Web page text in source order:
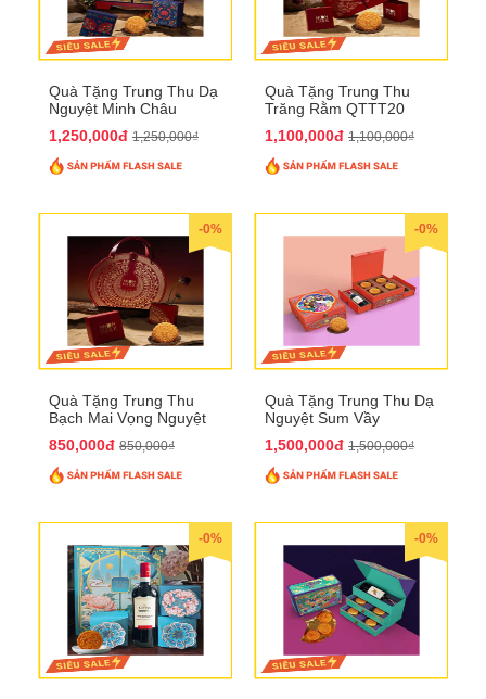
Quà Tặng Trung Thu Dạ
Nguyệt Minh Châu
1,250,000đ 1,250,000₫
Quà Tặng Trung Thu
Trăng Rằm QTTT20
1,100,000đ 1,100,000₫
-0%
Quà Tặng Trung Thu
Bạch Mai Vọng Nguyệt
850,000đ 850,000₫
-0%
Quà Tặng Trung Thu Dạ
Nguyệt Sum Vầy
1,500,000đ 1,500,000₫
-0% -0%